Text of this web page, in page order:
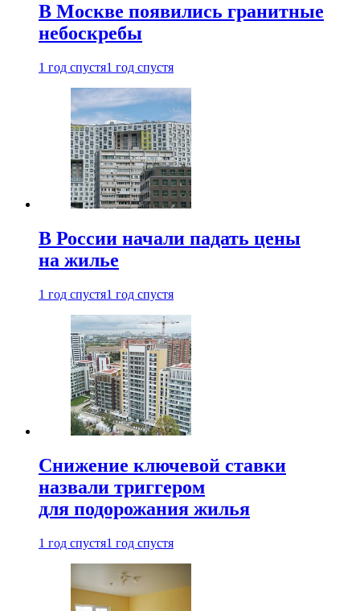
В Москве появились гранитные
небоскребы
1 год спустя1 год спустя
В России начали падать цены
на жилье
1 год спустя1 год спустя
Снижение ключевой ставки
назвали триггером
для подорожания жилья
1 год спустя1 год спустя